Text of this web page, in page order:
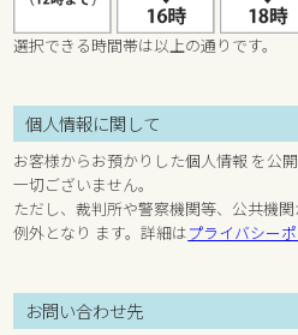
選択できる時間帯は以上の通りです。
個人情報に関して
お客様からお預かりした個人情報 を公
一切ございません。
ただし、裁判所や警察機関等、公共機
例外となり ます。詳細はプライバシー
お問い合わせ先